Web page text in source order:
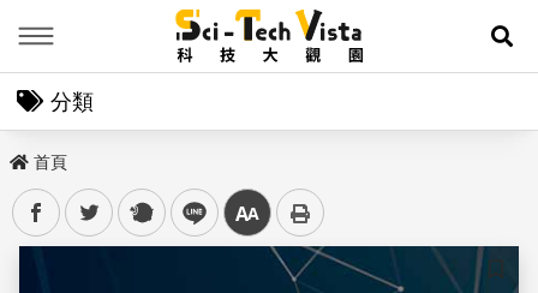
展
分類
首頁
facebooktwitter plurk line 中
儲存